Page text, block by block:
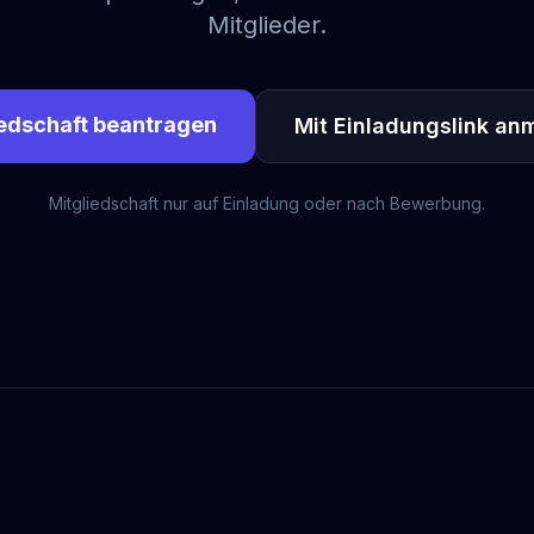
Mitglieder.
beantragen Mit Einladungslink
Mitgliedschaft nur auf Einladung oder nach Bewerbung.